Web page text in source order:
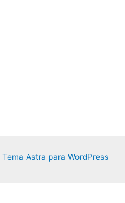
Tema Astra para WordPress